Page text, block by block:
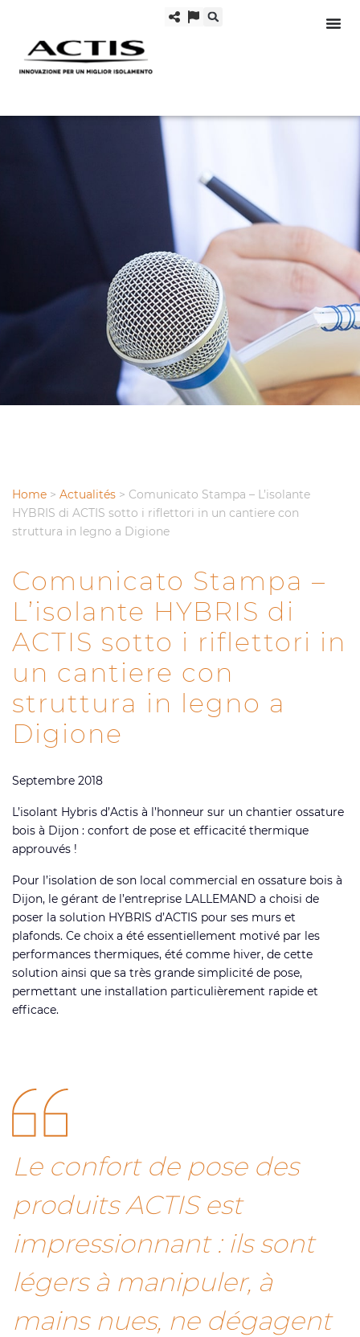
Home > Actualités > Comunicato Stampa – L’isolante
HYBRIS di ACTIS sotto i riflettori in un cantiere con
struttura in legno a Digione
Comunicato Stampa –
L’isolante HYBRIS di
ACTIS sotto i riflettori in
un cantiere con
struttura in legno a
Digione
Septembre 2018
L’isolant Hybris d’Actis à l’honneur sur un chantier ossature
bois à Dijon : confort de pose et efficacité thermique
approuvés !
Pour l’isolation de son local commercial en ossature bois à
Dijon, le gérant de l’entreprise LALLEMAND a choisi de
poser la solution HYBRIS d’ACTIS pour ses murs et
plafonds. Ce choix a été essentiellement motivé par les
performances thermiques, été comme hiver, de cette
solution ainsi que sa très grande simplicité de pose,
permettant une installation particulièrement rapide et
efficace.
Le confort de pose des
produits ACTIS est
impressionnant : ils sont
légers à manipuler, à
mains nues, ne dégagent